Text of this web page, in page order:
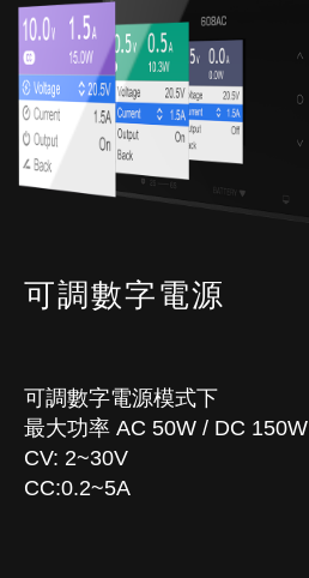
可調數字電源
可調數字電源模式下
最大功率 AC 50W / DC 150W
CV: 2~30V
CC:0.2~5A